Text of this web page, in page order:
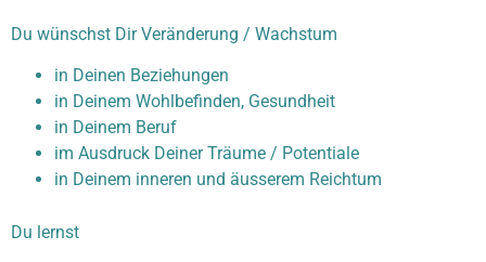
Du wünschst Dir Veränderung / Wachstum
in Deinen Beziehungen
in Deinem Wohlbefinden, Gesundheit
in Deinem Beruf
im Ausdruck Deiner Träume / Potentiale
in Deinem inneren und äusserem Reichtum
Du lernst